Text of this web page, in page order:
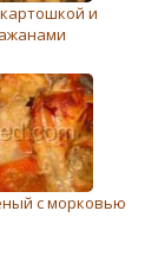
и
с морковью